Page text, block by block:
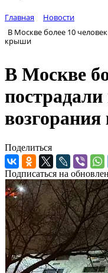
Главная
Новости
В Москве более 10
крыши
В Москве
Поделиться
Подписаться на